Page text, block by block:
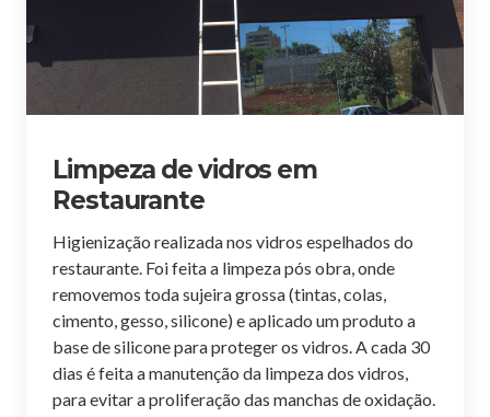
Limpeza de vidros em
Restaurante
Higienização realizada nos vidros espelhados do
restaurante. Foi feita a limpeza pós obra, onde
removemos toda sujeira grossa (tintas, colas,
cimento, gesso, silicone) e aplicado um produto a
base de silicone para proteger os vidros. A cada 30
dias é feita a manutenção da limpeza dos vidros,
para evitar a proliferação das manchas de oxidação.